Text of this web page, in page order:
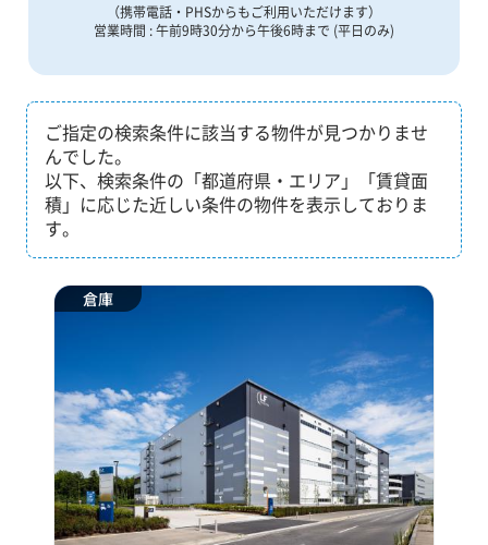
（携帯電話・PHSからもご利用いただけます）
営業時間 : 午前9時30分から午後6時まで (平日のみ)
ご指定の検索条件に該当する物件が見つかりませ
んでした。
以下、検索条件の「都道府県・エリア」「賃貸面
積」に応じた近しい条件の物件を表示しておりま
す。
倉庫